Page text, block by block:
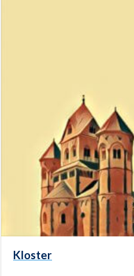
Kloster